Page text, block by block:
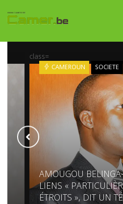
class=
CAMEROUN SOCIETE
AMOUGOU
LIENS «
ÉTROITS », DIT UN